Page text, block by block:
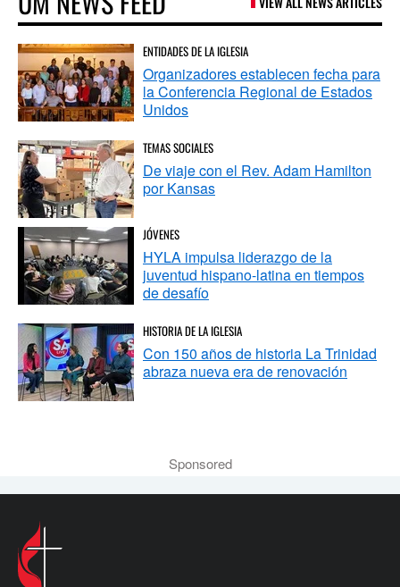
ENTIDADES DE LA IGLESIA
Organizadores establecen fecha para
la Conferencia Regional de Estados
Unidos
TEMAS SOCIALES
De viaje con el Rev. Adam Hamilton
por Kansas
JÓVENES
HYLA impulsa liderazgo de la
juventud hispano-latina en tiempos
de desafío
HISTORIA DE LA IGLESIA
Con 150 años de historia La Trinidad
abraza nueva era de renovación
Sponsored